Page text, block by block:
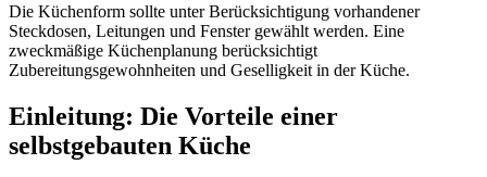
Die Küchenform sollte unter Berücksichtigung vorhandener
Steckdosen, Leitungen und Fenster gewählt werden. Eine
zweckmäßige Küchenplanung berücksichtigt
Zubereitungsgewohnheiten und Geselligkeit in der Küche.
Einleitung: Die Vorteile einer
selbstgebauten Küche